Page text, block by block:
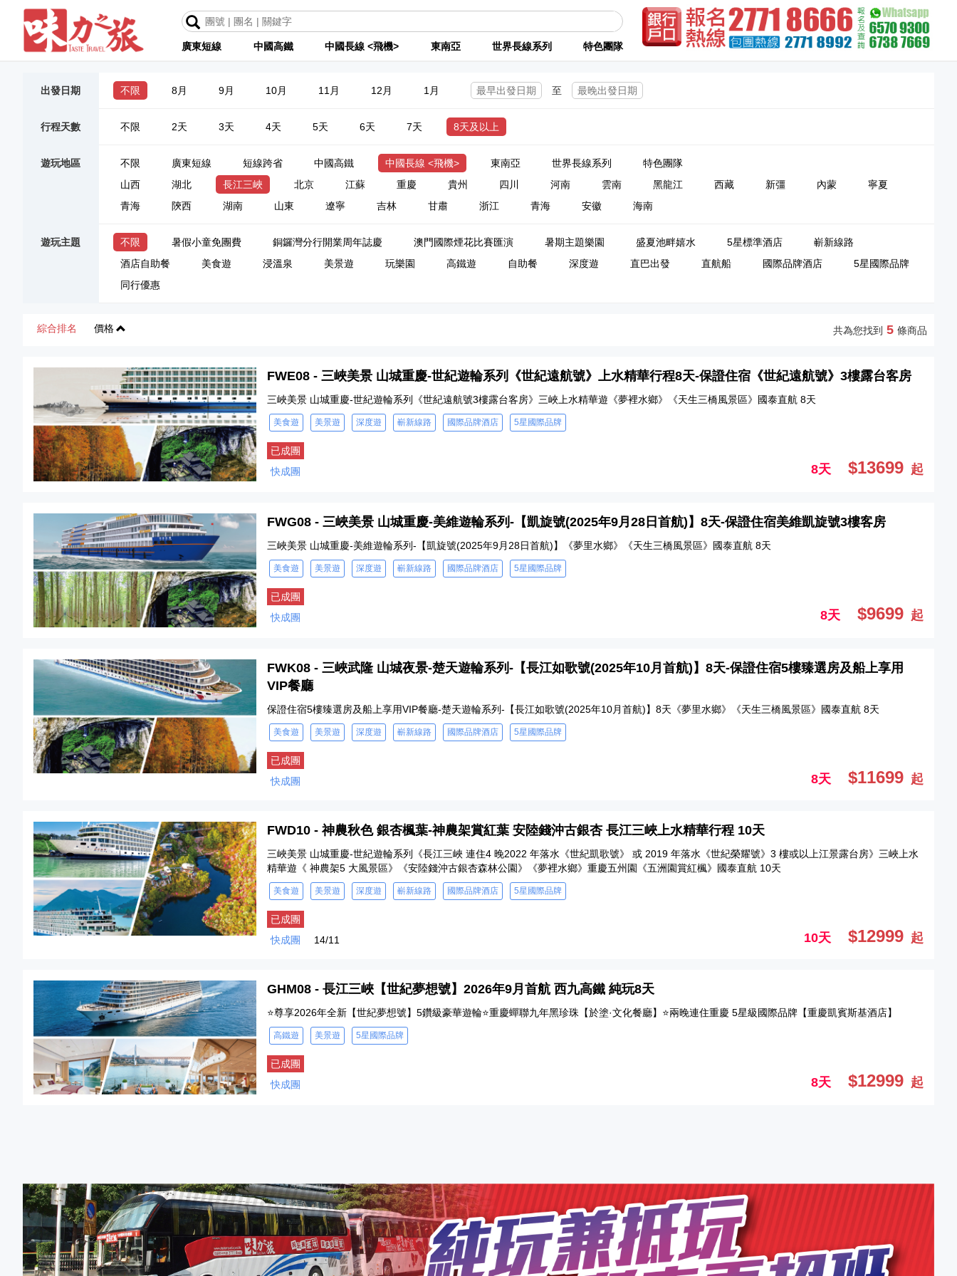
廣東短線 中國高鐵 中國長線 <飛機> 東南亞 世界長線系列 特色團隊
出發日期 不限 8月 9月 10月 11月 12月 1月 至
行程天數 不限 2天 3天 4天 5天 6天 7天 8天及以上
遊玩地區 不限 廣東短線 短線跨省 中國高鐵 中國長線 <飛機> 東南亞 世界長線系列
特色團隊
山西
湖北 長江三峽 北京 江蘇 重慶 貴州 四川 河南 雲南 黑龍江 西藏 新彊 內蒙
寧夏
青海
陝西 湖南 山東 遼寧 吉林 甘肅 浙江 青海 安徽 海南
遊玩主題 不限 暑假小童免團費 銅鑼灣分行開業周年誌慶 澳門國際煙花比賽匯演 暑期主題樂園 盛夏池畔嬉水 5星標準酒店
嶄新線路
酒店自助餐
美食遊 浸溫泉 美景遊 玩樂園 高鐵遊 自助餐 深度遊 直巴出發 直航船 國際品牌酒店
5星國際品牌
同行優惠
綜合排名 價格 共為您找到 5 條商品
FWE08 - 三峽美景 山城重慶-世紀遊輪系列《世紀遠航號》上水精華行程8天-保證住宿《世紀遠航號》3樓露台客房
三峽美景 山城重慶-世紀遊輪系列《世紀遠航號3樓露台客房》三峽上水精華遊《夢裡水鄉》《天生三橋風景區》國泰直航 8天
美食遊 美景遊 深度遊 嶄新線路 國際品牌酒店 5星國際品牌
已成團
快成團
8天 $13699 起
FWG08 - 三峽美景 山城重慶-美維遊輪系列-【凱旋號(2025年9月28日首航)】8天-保證住宿美維凱旋號3樓客房
三峽美景 山城重慶-美維遊輪系列-【凱旋號(2025年9月28日首航)】《夢里水鄉》《天生三橋風景區》國泰直航 8天
美食遊 美景遊 深度遊 嶄新線路 國際品牌酒店 5星國際品牌
已成團
快成團
8天 $9699 起
FWK08 - 三峽武隆 山城夜景-楚天遊輪系列-【長江如歌號(2025年10月首航)】8天-保證住宿5樓臻選房及船上享用
VIP餐廳
保證住宿5樓臻選房及船上享用VIP餐廳-楚天遊輪系列-【長江如歌號(2025年10月首航)】8天《夢里水鄉》《天生三橋風景區》國泰直航 8天
美食遊 美景遊 深度遊 嶄新線路 國際品牌酒店 5星國際品牌
已成團
快成團
8天 $11699 起
FWD10 - 神農秋色 銀杏楓葉-神農架賞紅葉 安陸錢沖古銀杏 長江三峽上水精華行程 10天
三峽美景 山城重慶-世紀遊輪系列《長江三峽 連住4 晚2022 年落水《世紀凱歌號》 或 2019 年落水《世紀榮耀號》3 樓或以上江景露台房》三峽上水
精華遊《 神農架5 大風景區》《安陸錢沖古銀杏森林公園》《夢裡水鄉》重慶五州園《五洲園賞紅楓》國泰直航 10天
美食遊 美景遊 深度遊 嶄新線路 國際品牌酒店 5星國際品牌
已成團
快成團
14/11 10天 $12999 起
GHM08 - 長江三峽【世紀夢想號】2026年9月首航 西九高鐵 純玩8天
⭐尊享2026年全新【世紀夢想號】5鑽級豪華遊輪⭐重慶蟬聯九年黑珍珠【於塗·文化餐廳】⭐兩晚連住重慶 5星級國際品牌【重慶凱賓斯基酒店】
高鐵遊 美景遊 5星國際品牌
已成團
快成團
8天 $12999 起